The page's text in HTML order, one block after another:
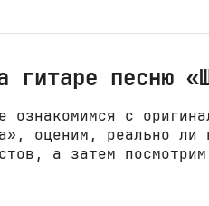
гитаре песню
ознакомимся с
оценим, реально
а затем